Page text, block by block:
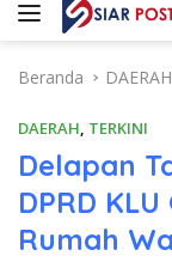
konten
Beranda DAERAH
DAERAH, TERKINI
Delapan
DPRD
Rumah